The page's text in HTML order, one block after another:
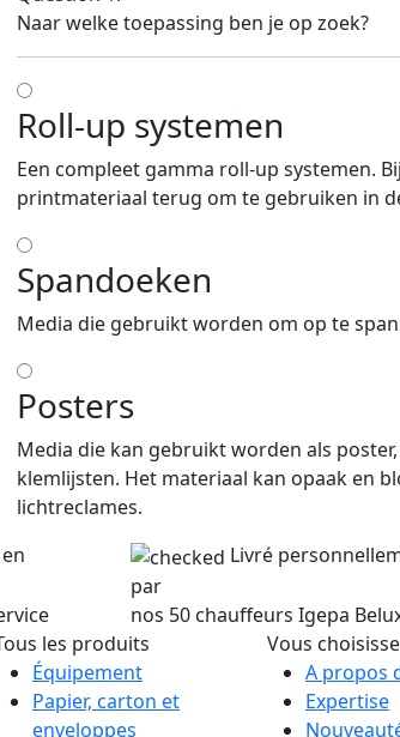
Naar welke toepassing ben je op zoek?
Roll-up systemen
Een compleet gamma roll-up systemen.
printmateriaal terug om te gebruiken in
Spandoeken
Media die gebruikt worden om op te
Posters
Media die kan gebruikt worden als
klemlijsten. Het materiaal kan opaak en
lichtreclames.
Livré
par
nos 50 chauffeurs Igepa
les produits
Équipement
Papier, carton et
enveloppes
Vous
A propos
Expertise